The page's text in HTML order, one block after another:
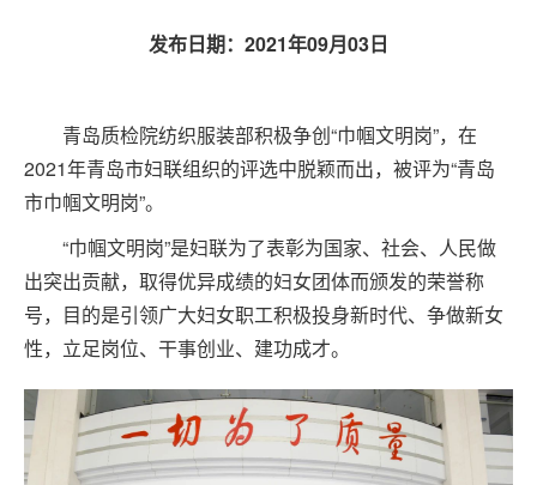
发布日期： 2021年09月03日
青岛质检院纺织服装部积极争创“巾帼文明岗”，在
2021年青岛市妇联组织的评选中脱颖而出，被评为“青岛
市巾帼文明岗”。
“巾帼文明岗”是妇联为了表彰为国家、社会、人民做
出突出贡献，取得优异成绩的妇女团体而颁发的荣誉称
号，目的是引领广大妇女职工积极投身新时代、争做新女
性，立足岗位、干事创业、建功成才。